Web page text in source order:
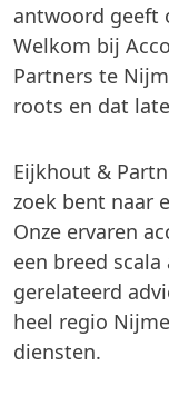
antwoord geeft
Welkom bij
Partners te
roots en dat
Eijkhout &
zoek bent naar
Onze ervaren
een breed
gerelateerd
heel regio
diensten.